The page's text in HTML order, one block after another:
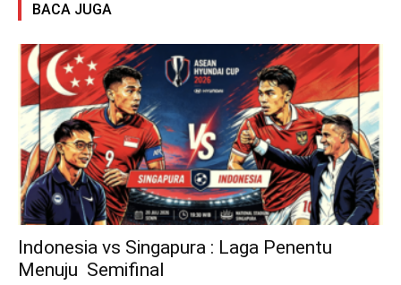
BACA JUGA
Indonesia vs Singapura : Laga Penentu
Menuju Semifinal